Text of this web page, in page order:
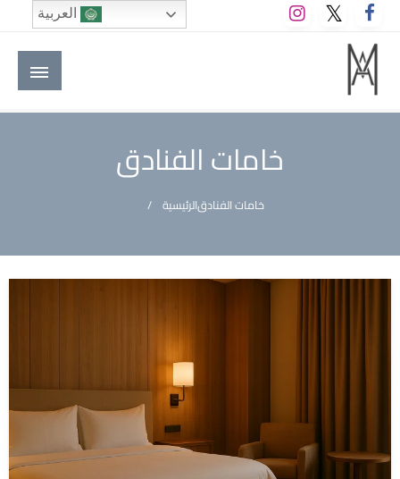
التخطي
إلى
المحتوى
M A hotels | إم ايه هوتيلز
الموقع الأول للعاملين في الفنادق في العالم العربي
خامات الفنادق
الرئيسيةخامات الفنادق
العربية